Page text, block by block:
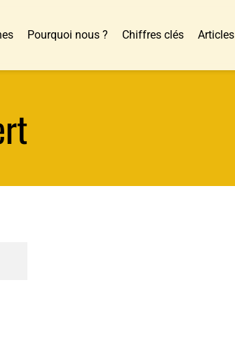
Pourquoi nous ? Chiffres clés Articles